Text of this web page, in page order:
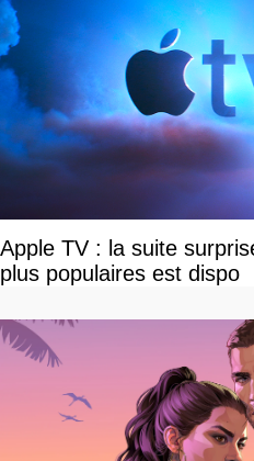
Apple TV : la suite
plus populaires est dispo